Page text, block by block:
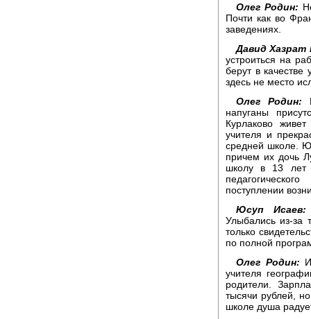
Олег Родин:
Почти как во
заведениях.
Давид Хазрат
устроиться на
берут в
здесь не место
Олег Родин:
напуганы
Курлаково
учителя и
средней школе.
причем их дочь
школу в 13 лет
поступлении
Юсуп Исаев:
Улыбались из-за
только
по полной
Олег Родин:
учителя
родители.
тысячи рублей,
школе душа